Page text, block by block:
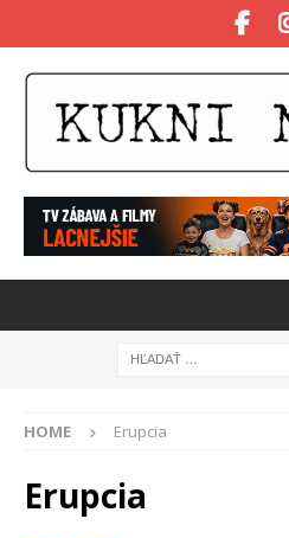
HOME Erupcia
Erupcia